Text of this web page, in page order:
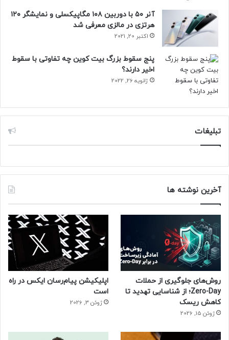
آنر ۵۰ با دوربین ۱۰۸ مگاپیکسلی و نمایشگر ۱۲۰
هرتزی در مالزی معرفی شد
اکتبر 20, 2021
پنج سقوط بزرگ بیت کوین چه تفاوتی با سقوط
اخیر دارند؟
ژانویه 26, 2022
تبلیغات
آخرین نوشته ها
روش‌های جلوگیری از حملات
Zero-Day؛ از شناسایی تهدید تا
کاهش ریسک
ژوئن 15, 2026
اپلیکیشن پیام‌رسان ایکس در راه
است
ژوئن 3, 2026